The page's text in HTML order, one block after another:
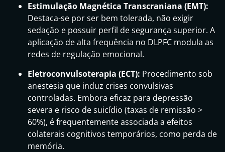
Estimulação Magnética Transcraniana (EMT):
Destaca-se por ser bem tolerada, não exigir
sedação e possuir perfil de segurança superior. A
aplicação de alta frequência no DLPFC modula as
redes de regulação emocional.
Eletroconvulsoterapia (ECT): Procedimento sob
anestesia que induz crises convulsivas
controladas. Embora eficaz para depressão
severa e risco de suicídio (taxas de remissão >
60%), é frequentemente associada a efeitos
colaterais cognitivos temporários, como perda de
memória.